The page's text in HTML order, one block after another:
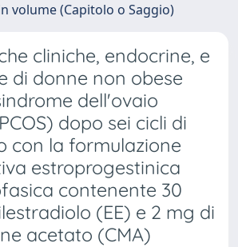
volume (Capitolo o Saggio)
cliniche, endocrine, e
di donne non obese
dell'ovaio
dopo sei cicli di
con la formulazione
estroprogestinica
contenente 30
(EE) e 2 mg di
acetato (CMA)